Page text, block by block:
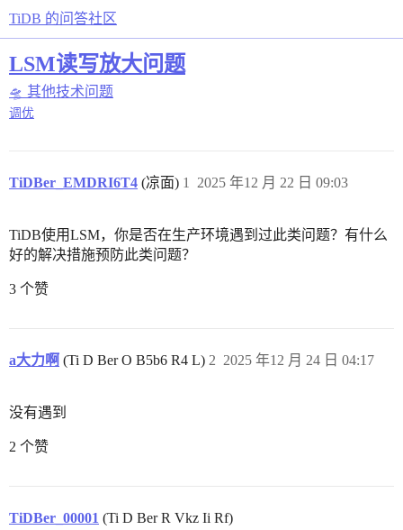
TiDB 的问答社区
LSM读写放大问题
🛸 其他技术问题
调优
TiDBer_EMDRI6T4 (凉面) 2025 年12 月 22 日 09:03
1
TiDB使用LSM，你是否在生产环境遇到过此类问题？有什么
好的解决措施预防此类问题？
3 个赞
a大力啊 (Ti D Ber O B5b6 R4 L) 2025 年12 月 24 日 04:17
2
没有遇到
2 个赞
TiDBer_00001 (Ti D Ber R Vkz Ii Rf)